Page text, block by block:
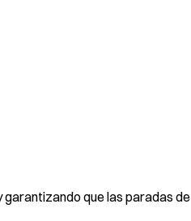
garantizando que las paradas de